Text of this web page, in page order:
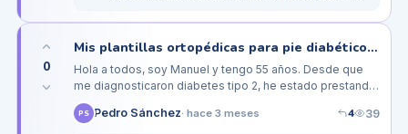
plantillas de la marca Sole que…
0
Mis plantillas ortopédicas para pie diabético mientras hago jardinería
Hola a todos, soy Manuel y tengo 55 años. Desde que
me diagnosticaron diabetes tipo 2, he estado prestando
mucha atención a la salud de mis pies, ya que sé que
son una zona…
PS Pedro Sánchez· hace 3 meses 4 39